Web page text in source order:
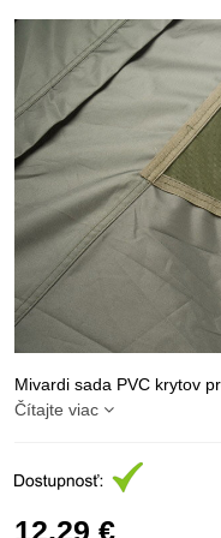
Mivardi sada PVC krytov
Čítajte viac
12,29 €